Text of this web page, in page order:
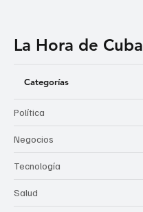
La Hora de Cuba
Categorías
Política
Negocios
Tecnología
Salud